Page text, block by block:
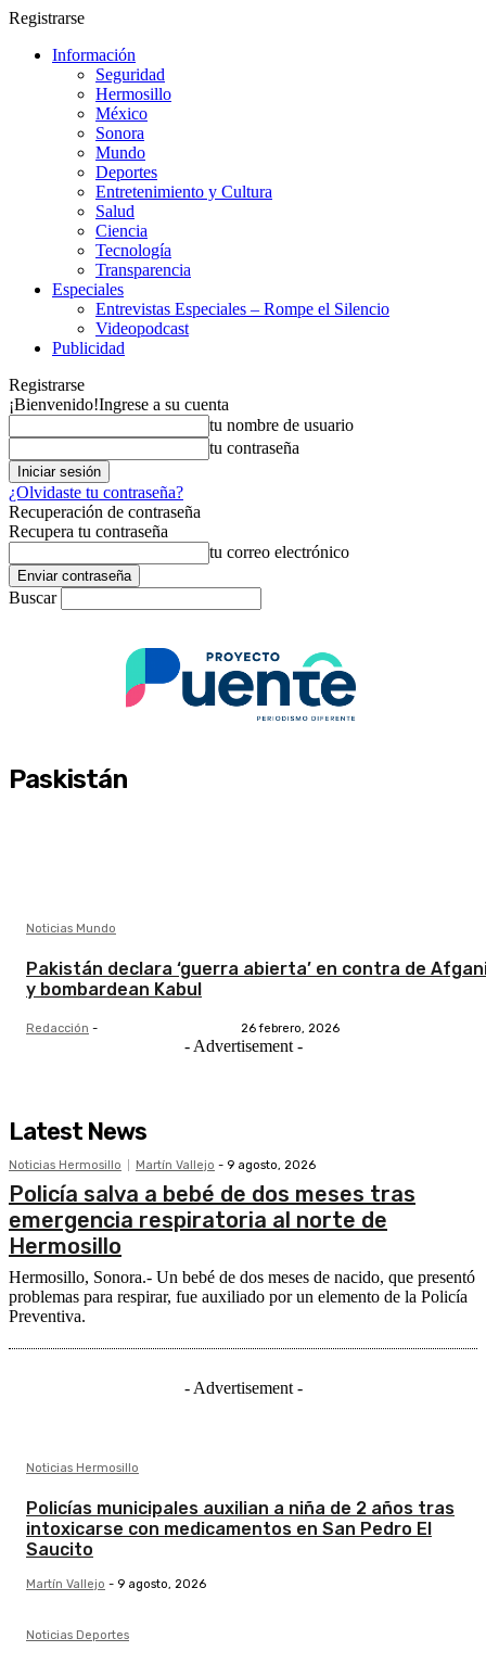
Registrarse
Información
Seguridad
Hermosillo
México
Sonora
Mundo
Deportes
Entretenimiento y Cultura
Salud
Ciencia
Tecnología
Transparencia
Especiales
Entrevistas Especiales – Rompe el Silencio
Videopodcast
Publicidad
Registrarse
¡Bienvenido!Ingrese a su cuenta
tu nombre de usuario
tu contraseña
¿Olvidaste tu contraseña?
Recuperación de contraseña
Recupera tu contraseña
tu correo electrónico
Buscar
Paskistán
Noticias Mundo
Pakistán declara ‘guerra abierta’ en contra de
y bombardean Kabul
Redacción - 26 febrero, 2026
- Advertisement -
Latest News
Noticias Hermosillo Martín Vallejo - 9 agosto, 2026
Policía salva a bebé de dos meses tras
emergencia respiratoria al norte de
Hermosillo
Hermosillo, Sonora.- Un bebé de dos meses de nacido, que presentó
problemas para respirar, fue auxiliado por un elemento de la Policía
Preventiva.
- Advertisement -
Noticias Hermosillo
Policías municipales auxilian a niña de 2 años tras
intoxicarse con medicamentos en San Pedro El
Saucito
Martín Vallejo - 9 agosto, 2026
Noticias Deportes